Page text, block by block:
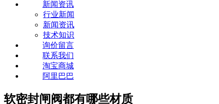
新闻资讯
行业新闻
新闻资讯
技术知识
询价留言
联系我们
淘宝商城
阿里巴巴
软密封闸阀都有哪些材质